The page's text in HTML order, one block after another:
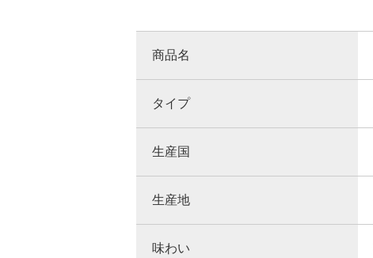
商品名
タイプ
生産国
生産地
味わい